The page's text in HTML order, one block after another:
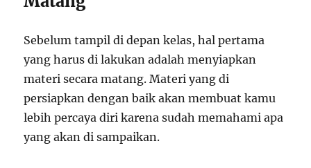
Sebelum tampil di depan kelas, hal pertama
yang harus di lakukan adalah menyiapkan
materi secara matang. Materi yang di
persiapkan dengan baik akan membuat kamu
lebih percaya diri karena sudah memahami apa
yang akan di sampaikan.